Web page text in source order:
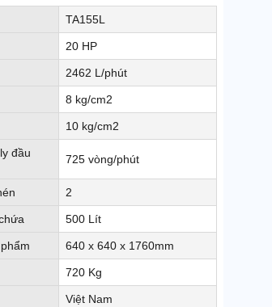
TA155L
20 HP
2462 L/phút
8 kg/cm2
10 kg/cm2
đầu
725 vòng/phút
2
500 Lít
640 x 640 x 1760mm
720 Kg
Việt Nam